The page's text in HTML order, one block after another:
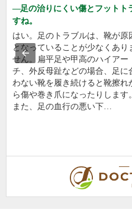
足の治りにくい傷とフットト
すね。
はい。足のトラブルは、靴が原
となっていることが少なくあり
せん。扁平足や甲高のハイアー
チ、外反母趾などの場合、足に
わない靴を履き続けると靴擦れ
ら傷や巻き爪になったりします。
また、足の血行の悪い下…